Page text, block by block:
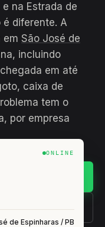
na Estrada de
é diferente. A
em São José de
incluindo
em até
caixa de
tem o
por empresa
ONLINE
de Espinharas / PB